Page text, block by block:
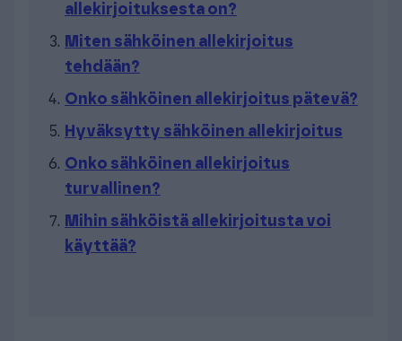
allekirjoituksesta on?
Miten sähköinen allekirjoitus
tehdään?
Onko sähköinen allekirjoitus pätevä?
Hyväksytty sähköinen allekirjoitus
Onko sähköinen allekirjoitus
turvallinen?
Mihin sähköistä allekirjoitusta voi
käyttää?